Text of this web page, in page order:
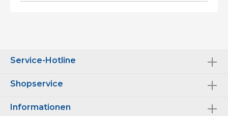
Service-Hotline
Shopservice
Informationen